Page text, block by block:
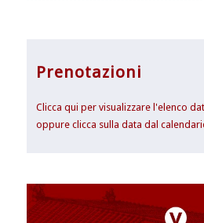
Prenotazioni
Clicca qui per visualizzare l'elenco
oppure clicca sulla data dal